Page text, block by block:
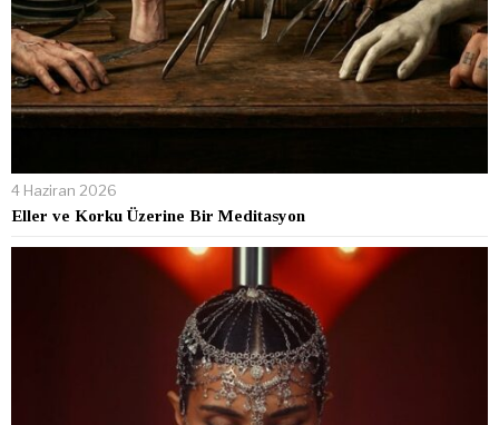
4 Haziran 2026
Eller ve Korku Üzerine Bir Meditasyon